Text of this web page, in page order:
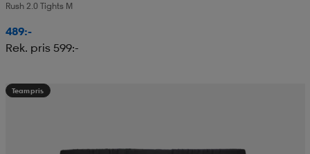
Rush 2.0 Tights M
489:-
Rek. pris 599:-
Teampris